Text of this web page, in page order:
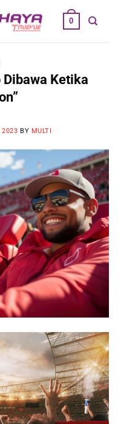
0
Ketika
2023 BY MULTI